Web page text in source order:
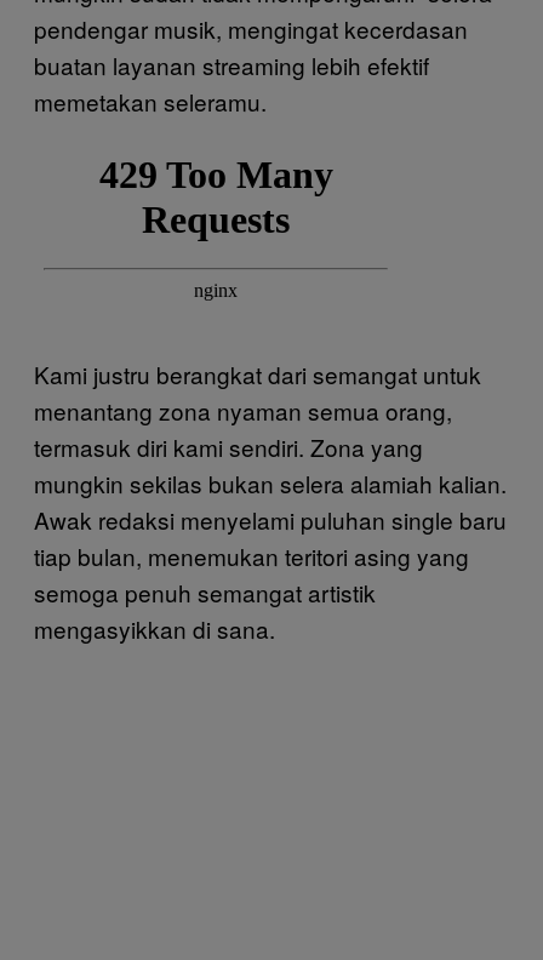
pendengar musik, mengingat kecerdasan
buatan layanan streaming lebih efektif
memetakan seleramu.
Kami justru berangkat dari semangat untuk
menantang zona nyaman semua orang,
termasuk diri kami sendiri. Zona yang
mungkin sekilas bukan selera alamiah kalian.
Awak redaksi menyelami puluhan single baru
tiap bulan, menemukan teritori asing yang
semoga penuh semangat artistik
mengasyikkan di sana.